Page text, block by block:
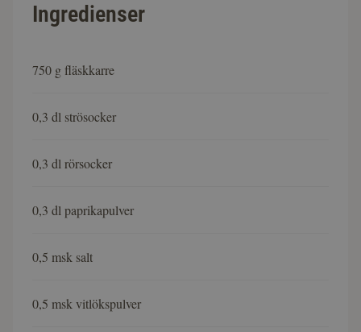
Ingredienser
750 g fläskkarre
0,3 dl strösocker
0,3 dl rörsocker
0,3 dl paprikapulver
0,5 msk salt
0,5 msk vitlökspulver